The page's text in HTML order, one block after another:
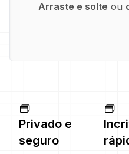
Arraste e solte ou
Privado e
seguro